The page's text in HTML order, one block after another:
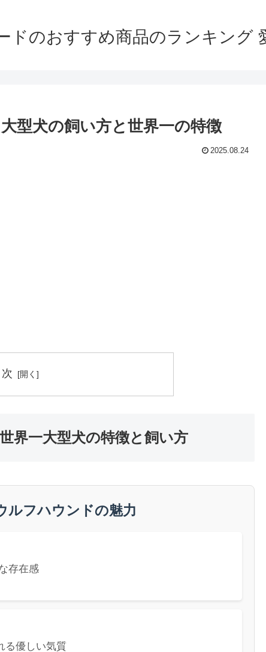
ドのおすすめ商品のランキング
型犬の飼い方と世界一の特徴
2025.08.24
次
界一大型犬の特徴と飼い方
ルフハウンドの魅力
存在感
る優しい気質